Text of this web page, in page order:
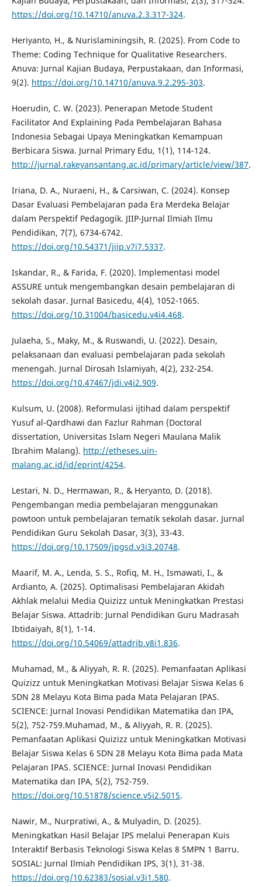
https://doi.org/10.14710/anuva.2.3.317-324.
Heriyanto, H., & Nurislaminingsih, R. (2025). From Code to
Theme: Coding Technique for Qualitative Researchers.
Anuva: Jurnal Kajian Budaya, Perpustakaan, dan Informasi,
9(2). https://doi.org/10.14710/anuva.9.2.295-303.
Hoerudin, C. W. (2023). Penerapan Metode Student
Facilitator And Explaining Pada Pembelajaran Bahasa
Indonesia Sebagai Upaya Meningkatkan Kemampuan
Berbicara Siswa. Jurnal Primary Edu, 1(1), 114-124.
http://jurnal.rakeyansantang.ac.id/primary/article/view/387.
Iriana, D. A., Nuraeni, H., & Carsiwan, C. (2024). Konsep
Dasar Evaluasi Pembelajaran pada Era Merdeka Belajar
dalam Perspektif Pedagogik. JIIP-Jurnal Ilmiah Ilmu
Pendidikan, 7(7), 6734-6742.
https://doi.org/10.54371/jiip.v7i7.5337.
Iskandar, R., & Farida, F. (2020). Implementasi model
ASSURE untuk mengembangkan desain pembelajaran di
sekolah dasar. Jurnal Basicedu, 4(4), 1052-1065.
https://doi.org/10.31004/basicedu.v4i4.468.
Julaeha, S., Maky, M., & Ruswandi, U. (2022). Desain,
pelaksanaan dan evaluasi pembelajaran pada sekolah
menengah. Jurnal Dirosah Islamiyah, 4(2), 232-254.
https://doi.org/10.47467/jdi.v4i2.909.
Kulsum, U. (2008). Reformulasi ijtihad dalam perspektif
Yusuf al-Qardhawi dan Fazlur Rahman (Doctoral
dissertation, Universitas Islam Negeri Maulana Malik
Ibrahim Malang). http://etheses.uin-
malang.ac.id/id/eprint/4254.
Lestari, N. D., Hermawan, R., & Heryanto, D. (2018).
Pengembangan media pembelajaran menggunakan
powtoon untuk pembelajaran tematik sekolah dasar. Jurnal
Pendidikan Guru Sekolah Dasar, 3(3), 33-43.
https://doi.org/10.17509/jpgsd.v3i3.20748.
Maarif, M. A., Lenda, S. S., Rofiq, M. H., Ismawati, I., &
Ardianto, A. (2025). Optimalisasi Pembelajaran Akidah
Akhlak melalui Media Quizizz untuk Meningkatkan Prestasi
Belajar Siswa. Attadrib: Jurnal Pendidikan Guru Madrasah
Ibtidaiyah, 8(1), 1-14.
https://doi.org/10.54069/attadrib.v8i1.836.
Muhamad, M., & Aliyyah, R. R. (2025). Pemanfaatan Aplikasi
Quizizz untuk Meningkatkan Motivasi Belajar Siswa Kelas 6
SDN 28 Melayu Kota Bima pada Mata Pelajaran IPAS.
SCIENCE: Jurnal Inovasi Pendidikan Matematika dan IPA,
5(2), 752-759.Muhamad, M., & Aliyyah, R. R. (2025).
Pemanfaatan Aplikasi Quizizz untuk Meningkatkan Motivasi
Belajar Siswa Kelas 6 SDN 28 Melayu Kota Bima pada Mata
Pelajaran IPAS. SCIENCE: Jurnal Inovasi Pendidikan
Matematika dan IPA, 5(2), 752-759.
https://doi.org/10.51878/science.v5i2.5015.
Nawir, M., Nurpratiwi, A., & Mulyadin, D. (2025).
Meningkatkan Hasil Belajar IPS melalui Penerapan Kuis
Interaktif Berbasis Teknologi Siswa Kelas 8 SMPN 1 Barru.
SOSIAL: Jurnal Ilmiah Pendidikan IPS, 3(1), 31-38.
https://doi.org/10.62383/sosial.v3i1.580.